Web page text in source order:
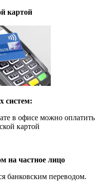
картой
систем:
в офисе можно оплатить
картой
на частное лицо
банковским переводом.